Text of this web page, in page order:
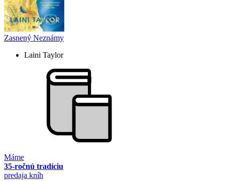
Zasnený Neznámy
Laini Taylor
Máme
35-ročnú tradíciu
predaja kníh